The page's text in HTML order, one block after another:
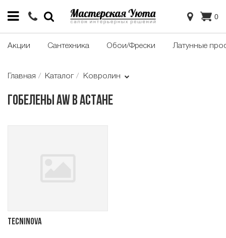
0
Акции Сантехника Обои/Фрески Латунные
Главная Каталог Ковролин
Гобелены AW в Астане
Tecninova